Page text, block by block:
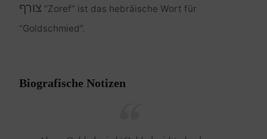
צורף “Zoref” ist das hebräische Wort für
“Goldschmied”.
Biografische Notizen